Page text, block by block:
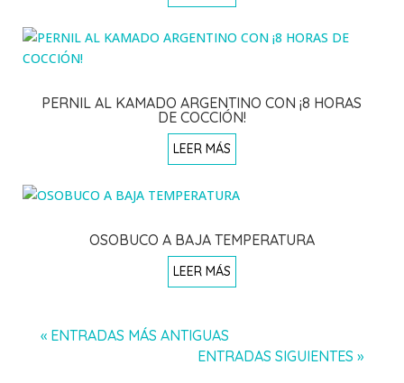
PERNIL AL KAMADO ARGENTINO CON ¡8 HORAS
DE COCCIÓN!
LEER MÁS
OSOBUCO A BAJA TEMPERATURA
LEER MÁS
« ENTRADAS MÁS ANTIGUAS
ENTRADAS SIGUIENTES »